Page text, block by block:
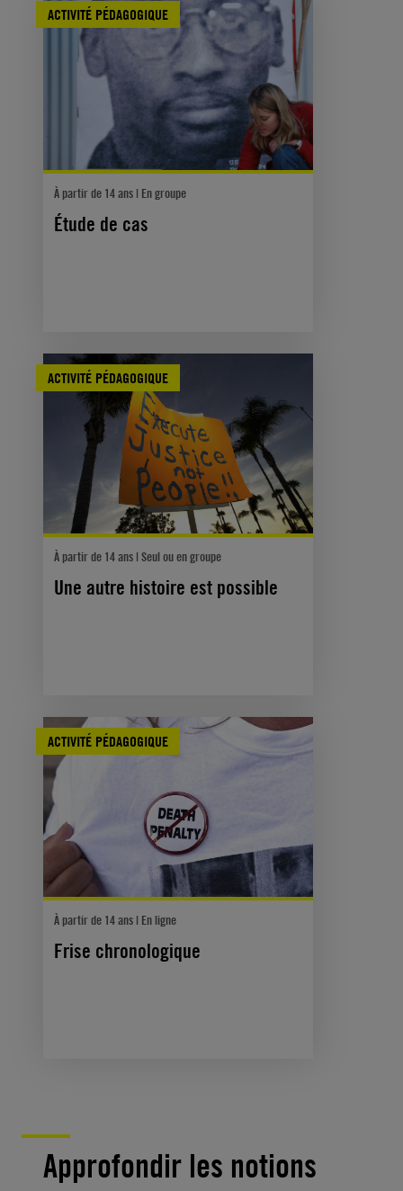
ACTIVITÉ PÉDAGOGIQUE
À partir de 14 ans | En groupe
Étude de cas
ACTIVITÉ PÉDAGOGIQUE
À partir de 14 ans | Seul ou en groupe
Une autre histoire est possible
ACTIVITÉ PÉDAGOGIQUE
À partir de 14 ans | En ligne
Frise chronologique
Approfondir les notions